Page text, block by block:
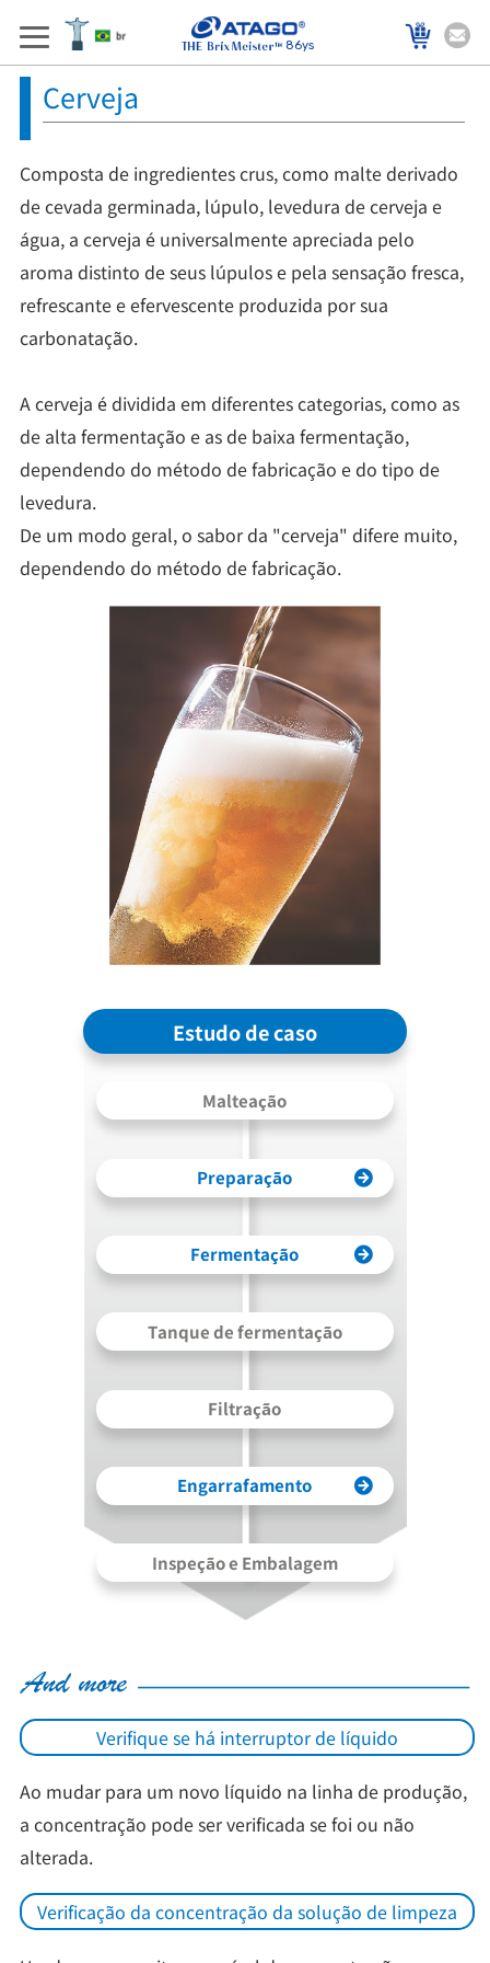
86ys
Cerveja
Composta de ingredientes crus, como malte derivado
de cevada germinada, lúpulo, levedura de cerveja e
água, a cerveja é universalmente apreciada pelo
aroma distinto de seus lúpulos e pela sensação fresca,
refrescante e efervescente produzida por sua
carbonatação.
A cerveja é dividida em diferentes categorias, como as
de alta fermentação e as de baixa fermentação,
dependendo do método de fabricação e do tipo de
levedura.
De um modo geral, o sabor da "cerveja" difere muito,
dependendo do método de fabricação.
Estudo de caso
Malteação
Preparação
Fermentação
Tanque de fermentação
Filtração
Engarrafamento
Inspeção e Embalagem
Verifique se há interruptor de líquido
Ao mudar para um novo líquido na linha de produção,
a concentração pode ser verificada se foi ou não
alterada.
Verificação da concentração da solução de limpeza